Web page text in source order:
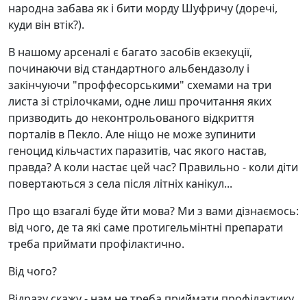
народна забава як і бити морду Шуфричу (доречі,
куди він втік?).
В нашому арсеналі є багато засобів екзекуції,
починаючи від стандартного альбендазолу і
закінчуючи "проффесорськими" схемами на три
листа зі стрілочками, одне лиш прочитання яких
призводить до неконтрольованого відкриття
порталів в Пекло. Але ніщо не може зупинити
геноцид кільчастих паразитів, час якого настав,
правда? А коли настає цей час? Правильно - коли діти
повертаються з села після літніх канікул...
Про що взагалі буде йти мова? Ми з вами дізнаємось:
від чого, де та які саме протигельмінтні препарати
треба приймати профілактично.
Від чого?